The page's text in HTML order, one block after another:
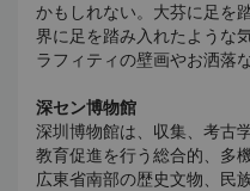
かもしれない。大芬に足を
界に足を踏み入れたような
ラフィティの壁画やお洒落
深セン博物館
深圳博物館は、収集、考古
教育促進を行う総合的、多
広東省南部の歴史文物、民